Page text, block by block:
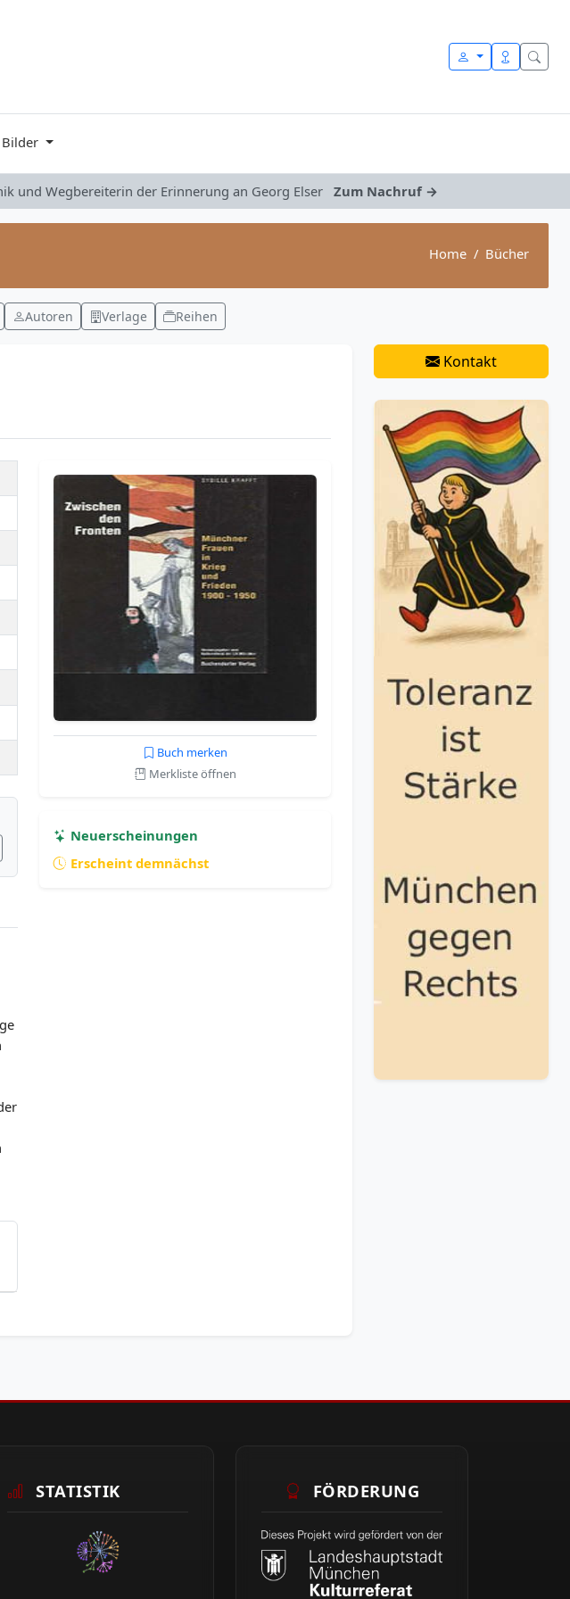
Bilder
und Wegbereiterin der Erinnerung an Georg Elser Zum Nachruf →
Home Bücher
Autoren Verlage Reihen
Buch merken
Merkliste öffnen
Neuerscheinungen
Erscheint demnächst
Kontakt
STATISTIK FÖRDERUNG